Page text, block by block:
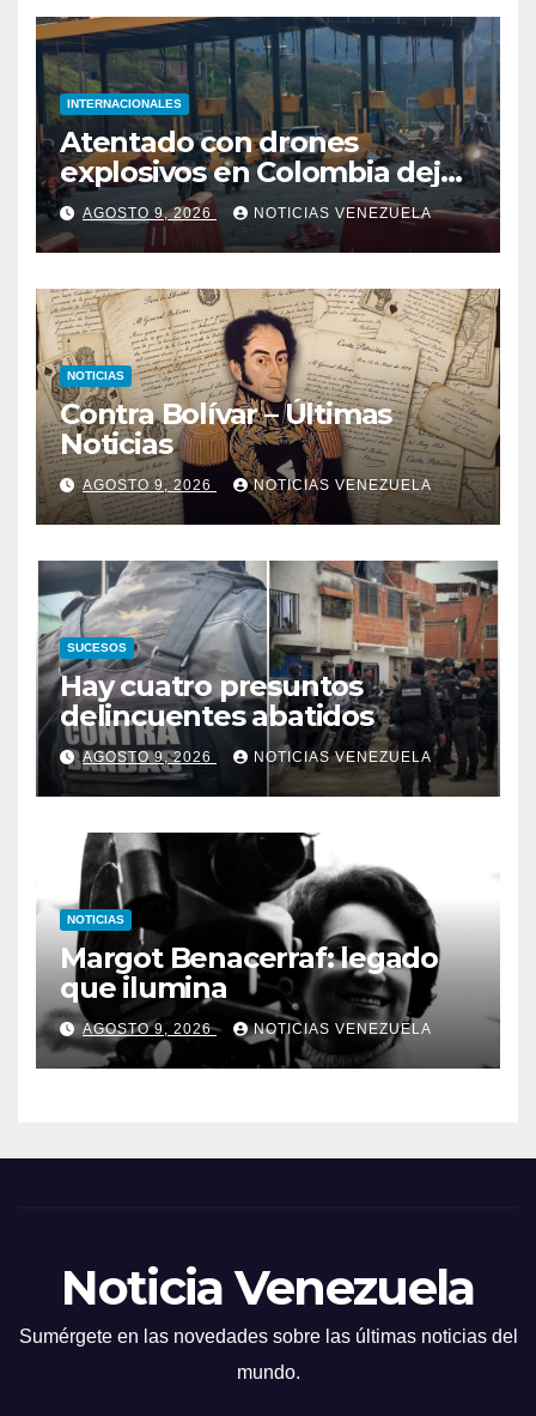
INTERNACIONALES
Atentado con drones
explosivos en Colombia deja
un policía muerto
AGOSTO 9, 2026 NOTICIAS VENEZUELA
NOTICIAS
Contra Bolívar – Últimas
Noticias
AGOSTO 9, 2026 NOTICIAS VENEZUELA
SUCESOS
Hay cuatro presuntos
delincuentes abatidos
AGOSTO 9, 2026 NOTICIAS VENEZUELA
NOTICIAS
Margot Benacerraf: legado
que ilumina
AGOSTO 9, 2026 NOTICIAS VENEZUELA
Noticia Venezuela
Sumérgete en las novedades sobre las últimas noticias del
mundo.